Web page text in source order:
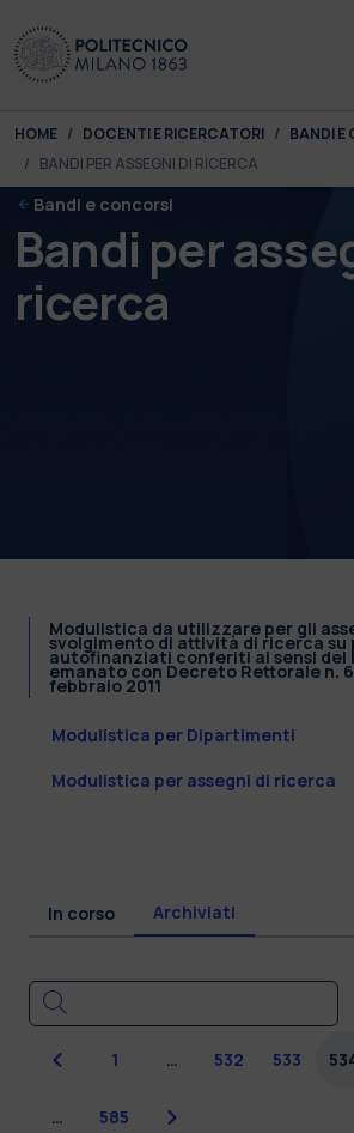
You are here:
HOME DOCENTI E RICERCATORI
BANDI E
BANDI PER ASSEGNI DI RICERCA
Bandi e concorsi
Bandi per
ricerca
Modulistica da utilizzare per gli
svolgimento di attività di ricerca su
autofinanziati conferiti ai sensi del
emanato con Decreto Rettorale n.
febbraio 2011
Modulistica per Dipartimenti
Modulistica per assegni di ricerca
In corso Archiviati
Precedente
1 … 532 533
… 585 Successiva